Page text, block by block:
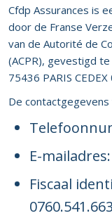
Cfdp Assurances is
door de Franse
van de Autorité de
(ACPR), gevestigd
75436 PARIS CEDEX
De contactgegevens
E-
Fiscaal
0760.541.663